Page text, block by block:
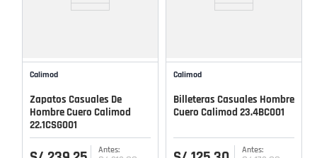
Calimod
Zapatos Casuales De
Hombre Cuero Calimod
22.1CSG001
Calimod
Billeteras Casuales Hombre
Cuero Calimod 23.4BC001